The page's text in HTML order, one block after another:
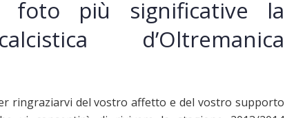
foto più significative la
d’Oltremanica
ringraziarvi del vostro affetto e del vostro supporto